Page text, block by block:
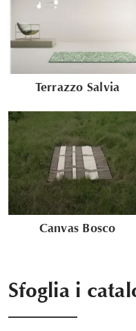
Terrazzo Salvia
Canvas Bosco
Sfoglia i